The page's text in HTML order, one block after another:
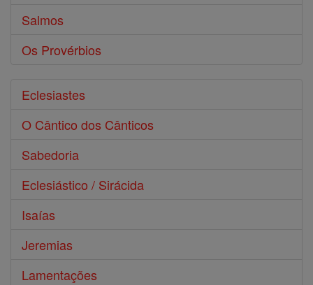
Salmos
Os Provérbios
Eclesiastes
O Cântico dos Cânticos
Sabedoria
Eclesiástico / Sirácida
Isaías
Jeremias
Lamentações